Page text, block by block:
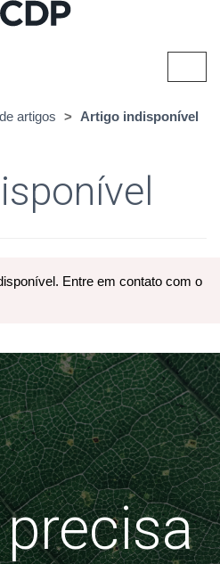
artigos Artigo indisponível
Entre em contato com o